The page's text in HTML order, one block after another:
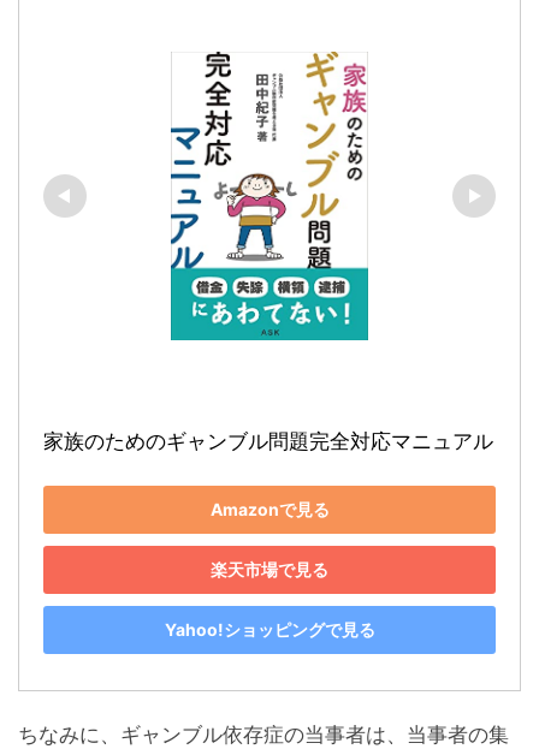
家族のためのギャンブル問題完全対応マニュアル
Amazonで見る
楽天市場で見る
Yahoo!ショッピングで見る
ちなみに、ギャンブル依存症の当事者は、当事者の集